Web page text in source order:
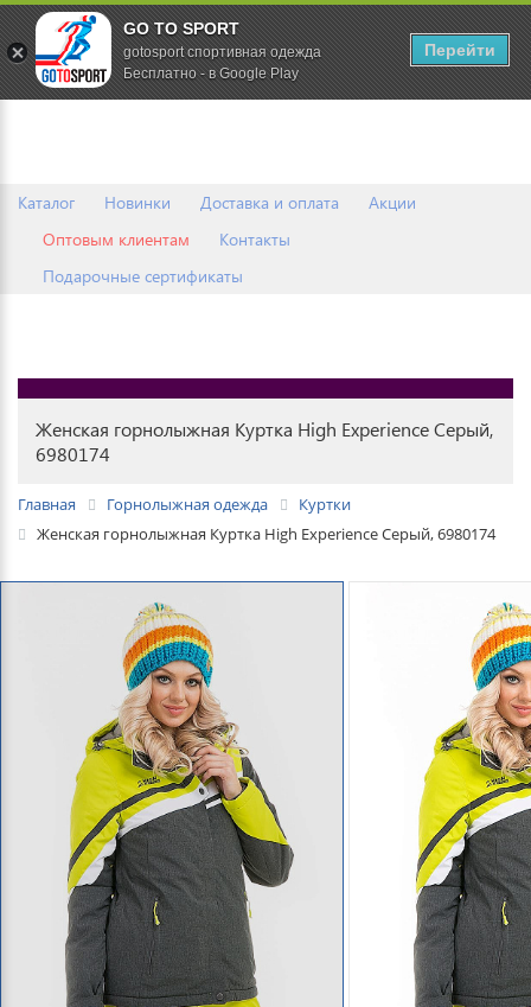
Каталог Новинки Доставка и оплата
Акции
Оптовым клиентам
Контакты
Подарочные сертификаты
0
Женская горнолыжная Куртка High Experience Серый,
6980174
Главная Горнолыжная одежда
Куртки
Женская горнолыжная Куртка High Experience Серый, 6980174
GO TO SPORT
gotosport спортивная одежда
Бесплатно - в Google Play
Перейти